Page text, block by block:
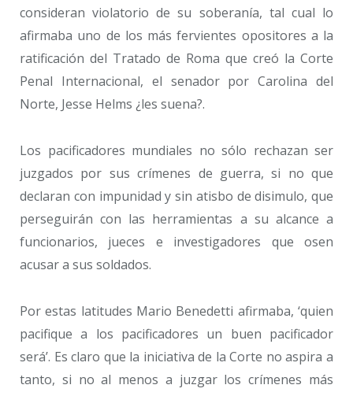
consideran violatorio de su soberanía, tal cual lo
afirmaba uno de los más fervientes opositores a la
ratificación del Tratado de Roma que creó la Corte
Penal Internacional, el senador por Carolina del
Norte, Jesse Helms ¿les suena?.
Los pacificadores mundiales no sólo rechazan ser
juzgados por sus crímenes de guerra, si no que
declaran con impunidad y sin atisbo de disimulo, que
perseguirán con las herramientas a su alcance a
funcionarios, jueces e investigadores que osen
acusar a sus soldados.
Por estas latitudes Mario Benedetti afirmaba, ‘quien
pacifique a los pacificadores un buen pacificador
será’. Es claro que la iniciativa de la Corte no aspira a
tanto, si no al menos a juzgar los crímenes más